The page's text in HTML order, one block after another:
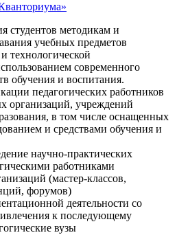
студентов методикам и
учебных предметов
технологической
современного
обучения и воспитания.
педагогических работников
организаций, учреждений
в том числе оснащенных
и средствами обучения и
научно-практических
работниками
(мастер-классов,
форумов)
деятельности со
к последующему
вузы